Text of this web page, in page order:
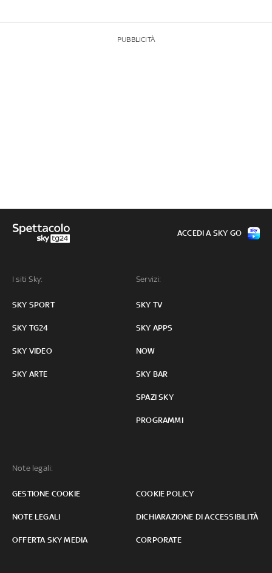
PUBBLICITÀ
I siti Sky:
SKY SPORT
SKY TG24
SKY VIDEO
SKY ARTE
Servizi:
SKY TV
SKY APPS
NOW
SKY BAR
SPAZI SKY
PROGRAMMI
Note legali:
GESTIONE COOKIE COOKIE POLICY
NOTE LEGALI DICHIARAZIONE DI ACCESSIBILITÀ
OFFERTA SKY MEDIA CORPORATE
ACCEDI A SKY GO